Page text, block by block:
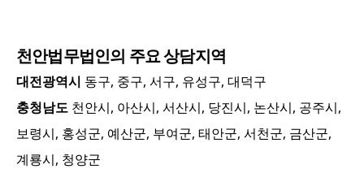
천안법무법인의 주요 상담지역
대전광역시 동구, 중구, 서구, 유성구, 대덕구
충청남도 천안시, 아산시, 서산시, 당진시, 논산시, 공주시,
보령시, 홍성군, 예산군, 부여군, 태안군, 서천군, 금산군,
계룡시, 청양군